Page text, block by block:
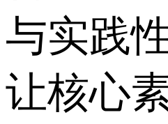
与实践
让核心